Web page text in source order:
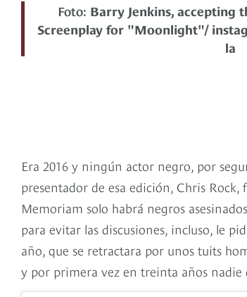
Foto: Barry Jenkins, accepting
Screenplay for "Moonlight"/
la
Era 2016 y ningún actor negro, por
presentador de esa edición, Chris
Memoriam solo habrá negros
para evitar las discusiones, incluso, le
año, que se retractara por unos tuits
y por primera vez en treinta años